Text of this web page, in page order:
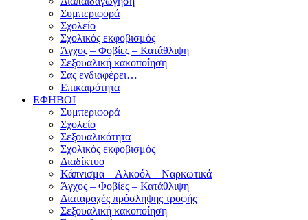
Συμπεριφορά
Σχολείο
Σχολικός εκφοβισμός
Άγχος – Φοβίες – Κατάθλιψη
Σεξουαλική κακοποίηση
Σας ενδιαφέρει…
Επικαιρότητα
ΕΦΗΒΟΙ
Συμπεριφορά
Σχολείο
Σεξουαλικότητα
Σχολικός εκφοβισμός
Διαδίκτυο
Κάπνισμα – Αλκοόλ – Ναρκωτικά
Άγχος – Φοβίες – Κατάθλιψη
Διαταραχές πρόσληψης τροφής
Σεξουαλική κακοποίηση